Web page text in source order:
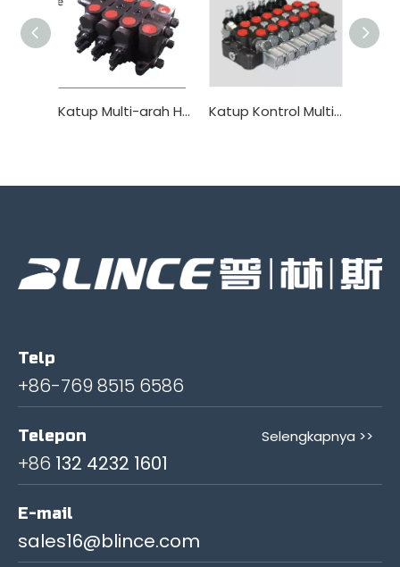
Katup Multi-arah Hidraulik Seri Blince ZL Katup Kontrol Multi-arah Hidraulik Seri Blince TR55
Telp
+86-769 8515 6586
Telepon Selengkapnya >>
+86 132 4232 1601
E-mail
sales16@blince.com